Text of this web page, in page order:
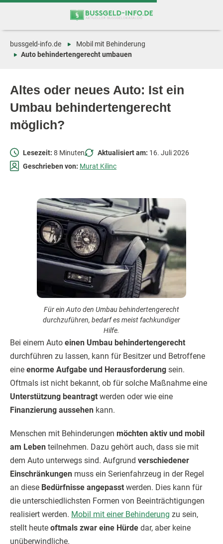
Zum
Zur
Altes oder neues Auto: Ist ein
Umbau behindertengerecht
möglich?
bussgeld-info.de
Mobil mit Behinderung
Auto behindertengerecht umbauen
Lesezeit: 8 Minuten Aktualisiert am: 16. Juli 2026
Geschrieben von: Murat Kilinc
Für ein Auto den Umbau behindertengerecht
durchzuführen, bedarf es meist fachkundiger
Hilfe.
Bei einem Auto einen Umbau behindertengerecht
durchführen zu lassen, kann für Besitzer und Betroffene
eine enorme Aufgabe und Herausforderung sein.
Oftmals ist nicht bekannt, ob für solche Maßnahme eine
Unterstützung beantragt werden oder wie eine
Finanzierung aussehen kann.
Menschen mit Behinderungen möchten aktiv und mobil
am Leben teilnehmen. Dazu gehört auch, dass sie mit
dem Auto unterwegs sind. Aufgrund verschiedener
Einschränkungen muss ein Serienfahrzeug in der Regel
an diese Bedürfnisse angepasst werden. Dies kann für
die unterschiedlichsten Formen von Beeinträchtigungen
realisiert werden. Mobil mit einer Behinderung zu sein,
stellt heute oftmals zwar eine Hürde dar, aber keine
unüberwindliche.